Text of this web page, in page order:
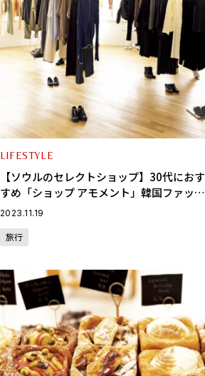
LIFESTYLE
【ソウルのセレクトショップ】30代におす
すめ「ショップ アモメント」韓国ファッシ
ョンを買うならココ！
2023.11.19
旅行